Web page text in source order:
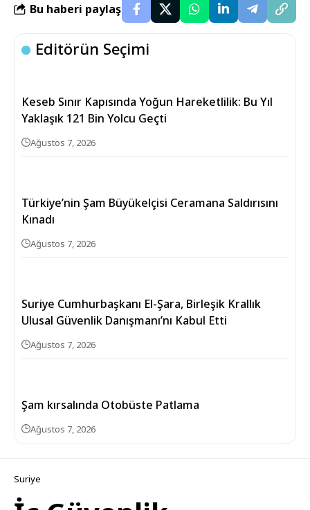
Bu haberi paylaş
Editörün Seçimi
Keseb Sınır Kapısında Yoğun Hareketlilik: Bu Yıl
Yaklaşık 121 Bin Yolcu Geçti
Ağustos 7, 2026
Türkiye’nin Şam Büyükelçisi Ceramana Saldırısını
Kınadı
Ağustos 7, 2026
Suriye Cumhurbaşkanı El-Şara, Birleşik Krallık
Ulusal Güvenlik Danışmanı’nı Kabul Etti
Ağustos 7, 2026
Şam kırsalında Otobüste Patlama
Ağustos 7, 2026
Suriye